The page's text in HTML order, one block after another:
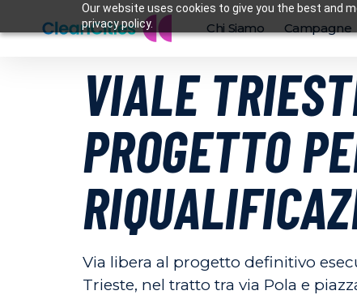
Our website uses cookies to give you the best and
privacy policy.
Chi Siamo Campagne
VIALE
PROGETTO
Via libera al progetto definitivo
Trieste, nel tratto tra via Pola e